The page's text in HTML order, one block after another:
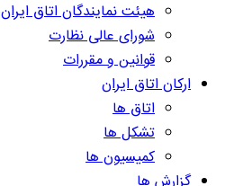
هیئت نمایندگان اتاق ایران
شورای عالی نظارت
قوانین و مقررات
ارکان اتاق ایران
اتاق ها
تشکل ها
کمیسیون ها